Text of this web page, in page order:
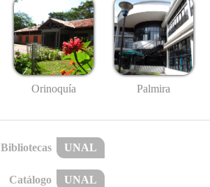
Orinoquía Palmira
Bibliotecas UNAL
Catálogo UNAL